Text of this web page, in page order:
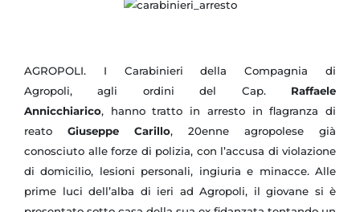
AGROPOLI. I Carabinieri della Compagnia di
Agropoli, agli ordini del Cap. Raffaele
Annicchiarico, hanno tratto in arresto in flagranza di
reato Giuseppe Carillo, 20enne agropolese già
conosciuto alle forze di polizia, con l’accusa di violazione
di domicilio, lesioni personali, ingiuria e minacce. Alle
prime luci dell’alba di ieri ad Agropoli, il giovane si è